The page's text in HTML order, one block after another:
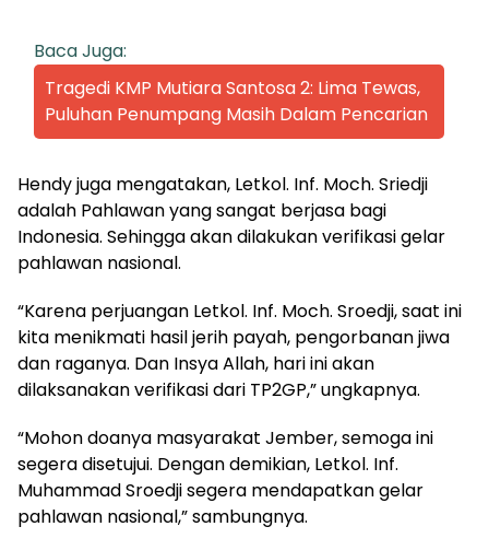
Baca Juga:
Tragedi KMP Mutiara Santosa 2: Lima Tewas,
Puluhan Penumpang Masih Dalam Pencarian
Hendy juga mengatakan, Letkol. Inf. Moch. Sriedji
adalah Pahlawan yang sangat berjasa bagi
Indonesia. Sehingga akan dilakukan verifikasi gelar
pahlawan nasional.
“Karena perjuangan Letkol. Inf. Moch. Sroedji, saat ini
kita menikmati hasil jerih payah, pengorbanan jiwa
dan raganya. Dan Insya Allah, hari ini akan
dilaksanakan verifikasi dari TP2GP,” ungkapnya.
“Mohon doanya masyarakat Jember, semoga ini
segera disetujui. Dengan demikian, Letkol. Inf.
Muhammad Sroedji segera mendapatkan gelar
pahlawan nasional,” sambungnya.